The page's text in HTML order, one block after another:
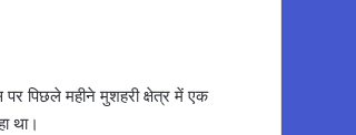
पिछले महीने मुशहरी क्षेत्र में एक
था।